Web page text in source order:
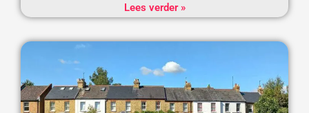
Lees verder »